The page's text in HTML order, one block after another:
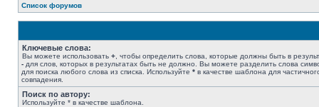
Список форумов
Ключевые слова:
Вы можете использовать + , чтобы определить слова, которые должны быть в
- для слов, которых в результатах быть не должно. Вы можете разделить слова
для поиска любого слова из списка. Используйте * в качестве шаблона для
совпадения.
Поиск по автору:
Используйте * в качестве шаблона.